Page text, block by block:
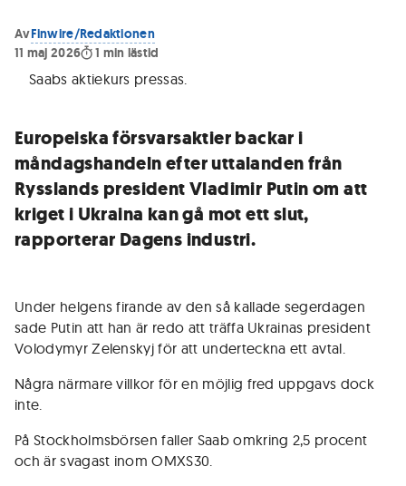
AvFinwire/Redaktionen
11 maj 2026
1 min lästid
Saabs aktiekurs pressas.
Europeiska försvarsaktier backar i
måndagshandeln efter uttalanden från
Rysslands president Vladimir Putin om att
kriget i Ukraina kan gå mot ett slut,
rapporterar Dagens industri.
Under helgens firande av den så kallade segerdagen
sade Putin att han är redo att träffa Ukrainas president
Volodymyr Zelenskyj för att underteckna ett avtal.
Några närmare villkor för en möjlig fred uppgavs dock
inte.
På Stockholmsbörsen faller Saab omkring 2,5 procent
och är svagast inom OMXS30.